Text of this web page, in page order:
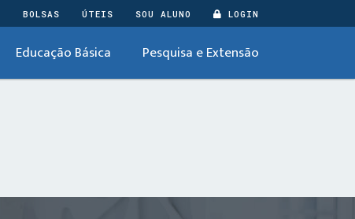
BOLSAS ÚTEIS SOU ALUNO LOGIN
Educação Básica Pesquisa e Extensão